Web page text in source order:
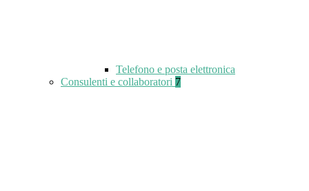
Telefono e posta elettronica
Consulenti e collaboratori 7